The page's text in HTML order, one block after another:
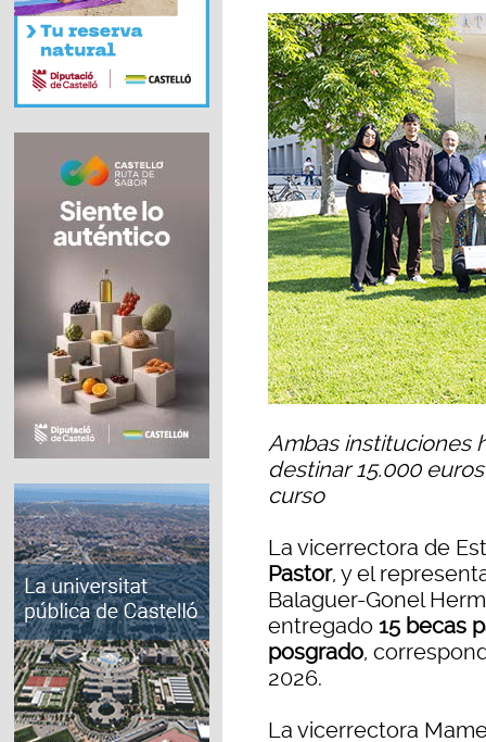
Ambas instituciones
destinar 15.000
curso
La vicerrectora de
Pastor, y el
Balaguer-Gonel
entregado 15 becas
posgrado,
2026.
La vicerrectora